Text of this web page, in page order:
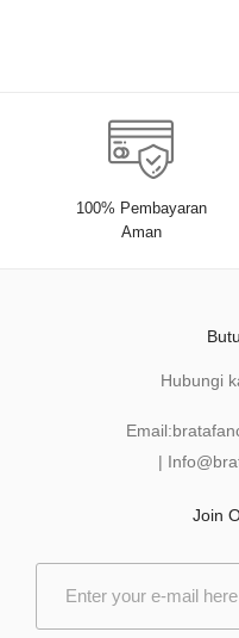
100% Pembayaran
Aman
Hubungi
Email:
|
Join